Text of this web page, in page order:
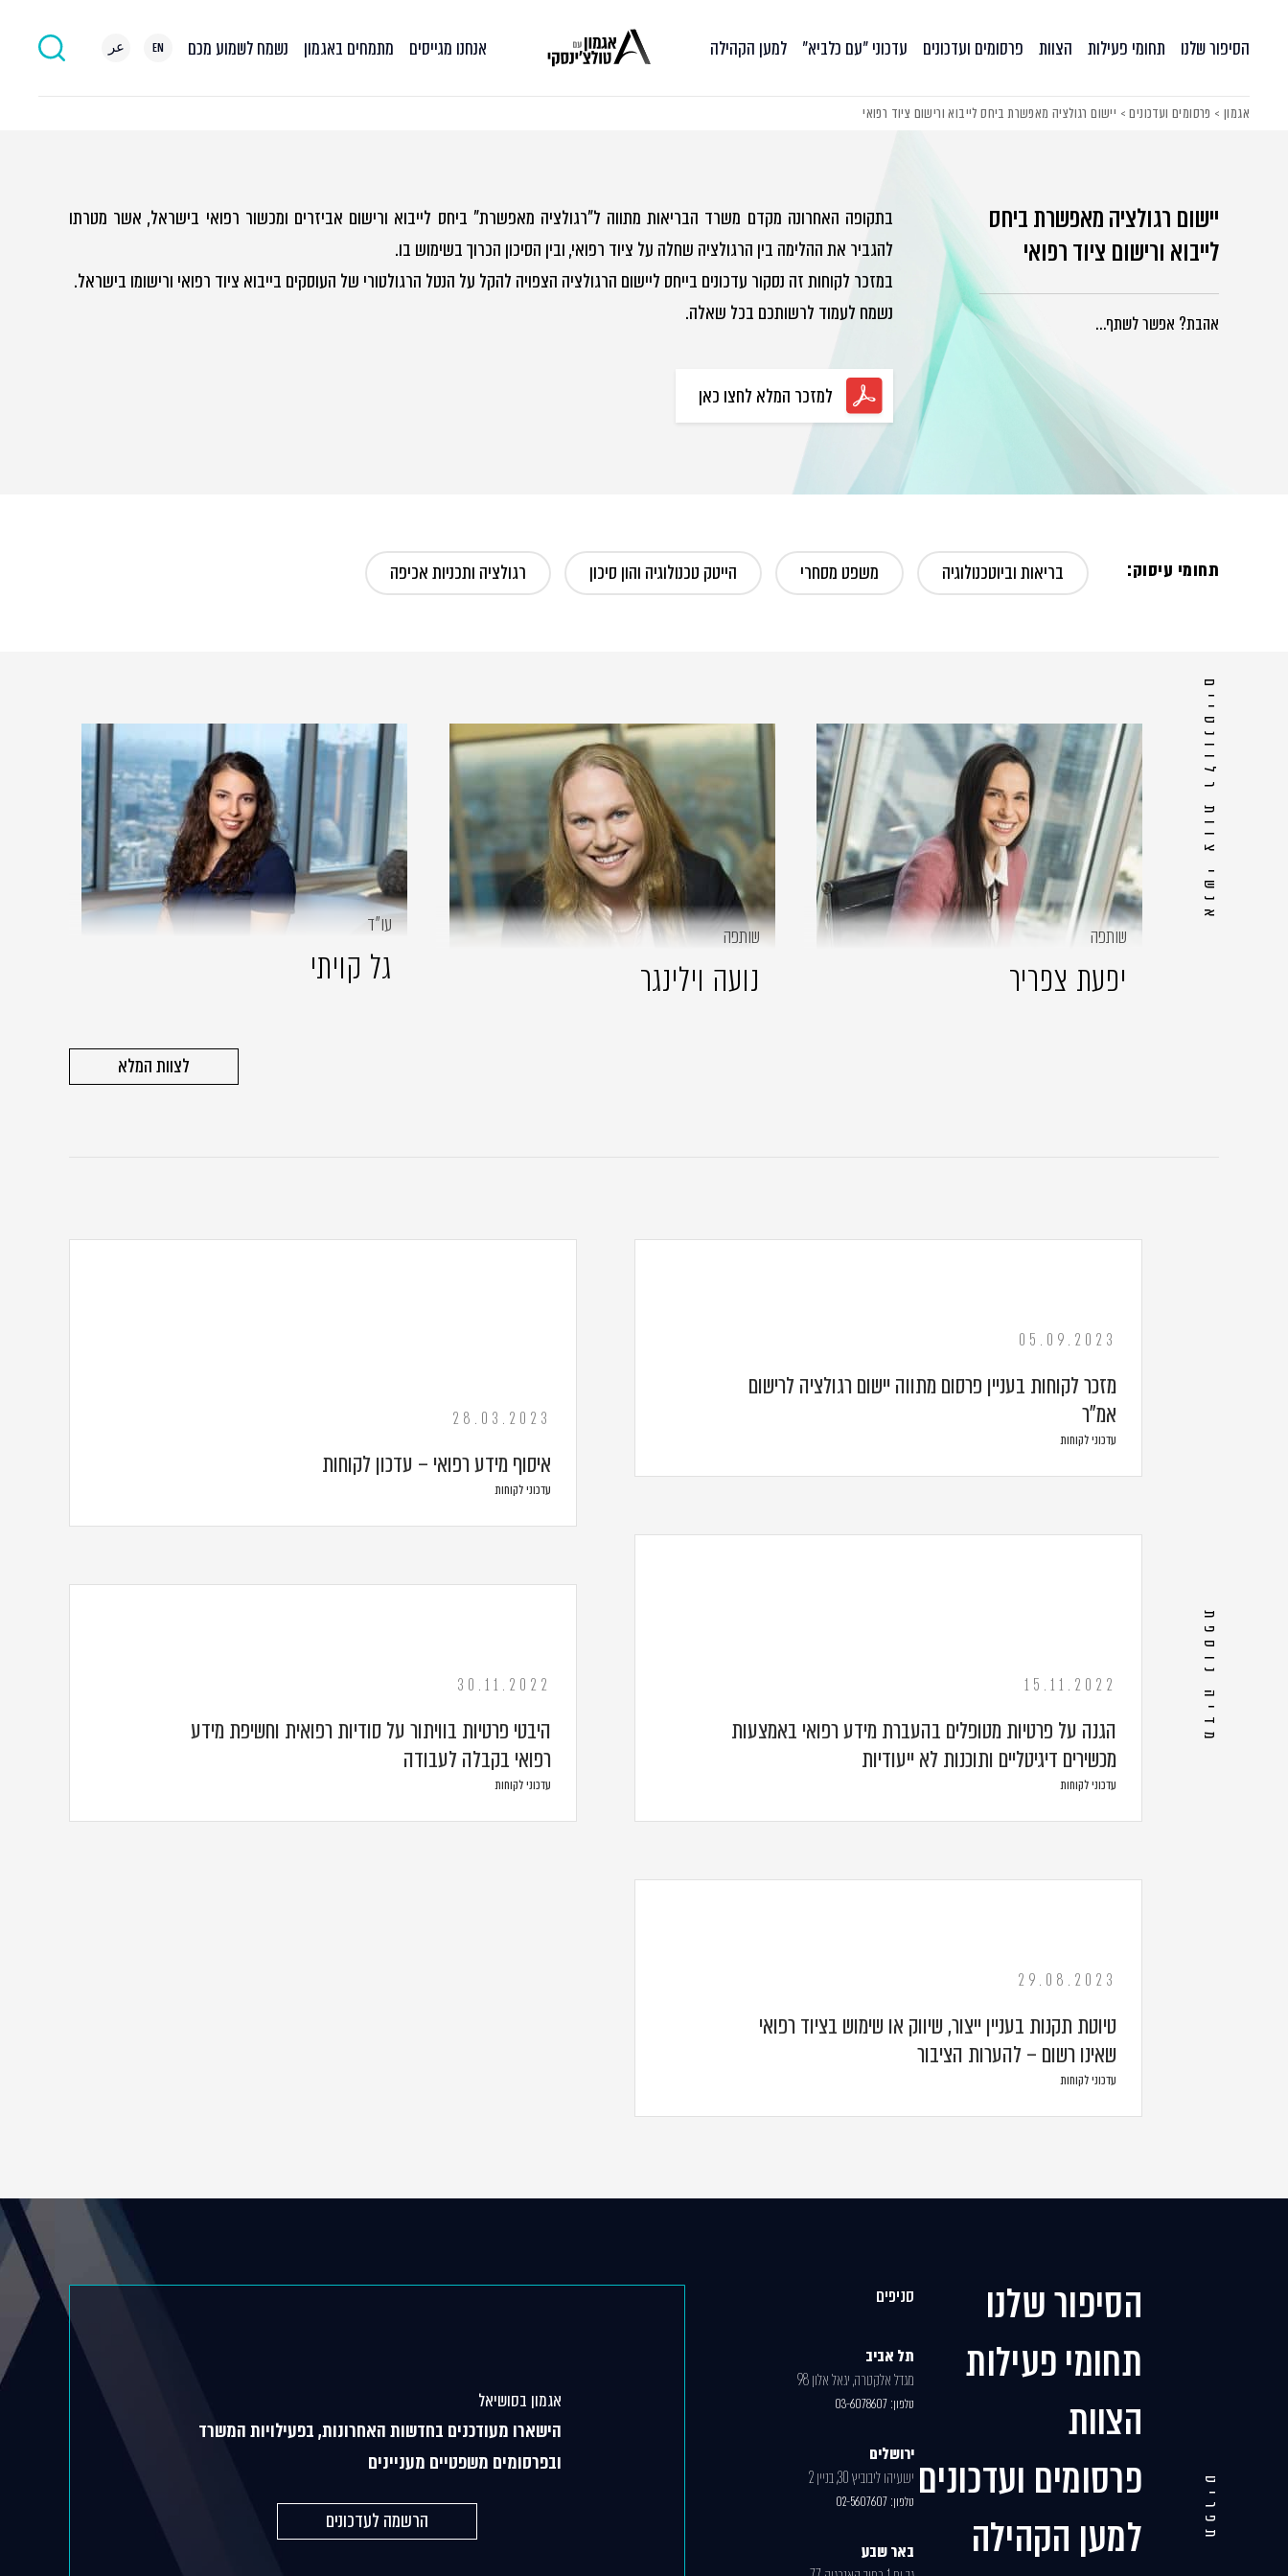
הסיפור שלנו תחומי פעילות הצוות פרסומים ועדכונים עדכוני ״עם כלביא״ למען הקהילה אנחנו מגייסים מתמחים באגמון נשמח לשמוע מכם EN عر
אגמון > פרסומים ועדכונים> יישום רגולציה מאפשרת ביחס לייבוא ורישום ציוד רפואי
יישום רגולציה מאפשרת ביחס
לייבוא ורישום ציוד רפואי
אהבת? אפשר לשתף…
בתקופה האחרונה מקדם משרד הבריאות מתווה ל"רגולציה מאפשרת" ביחס לייבוא ורישום אביזרים ומכשור רפואי בישראל, אשר מטרתו
להגביר את ההלימה בין הרגולציה שחלה על ציוד רפואי, ובין הסיכון הכרוך בשימוש בו.
במזכר לקוחות זה נסקור עדכונים בייחס ליישום הרגולציה הצפויה להקל על הנטל הרגולטורי של העוסקים בייבוא ציוד רפואי ורישומו בישראל.
נשמח לעמוד לרשותכם בכל שאלה.
למזכר המלא לחצו כאן
תחומי עיסוק: בריאות וביוטכנולוגיה משפט מסחרי הייטק טכנולוגיה והון סיכון רגולציה ותכניות אכיפה
אנשי צוות רלוונטיים
שותפה
יפעת צפריר
שותפה
נועה וילינגר
עו״ד
גל קויתי
לצוות המלא
מדיה נוספת
05.09.2023
מזכר לקוחות בעניין פרסום מתווה יישום רגולציה לרישום
אמ"ר
עדכוני לקוחות
28.03.2023
איסוף מידע רפואי – עדכון לקוחות
עדכוני לקוחות
15.11.2022
הגנה על פרטיות מטופלים בהעברת מידע רפואי באמצעות
מכשירים דיגיטליים ותוכנות לא ייעודיות
עדכוני לקוחות
30.11.2022
היבטי פרטיות בוויתור על סודיות רפואית וחשיפת מידע
רפואי בקבלה לעבודה
עדכוני לקוחות
29.08.2023
טיוטת תקנות בעניין ייצור, שיווק או שימוש בציוד רפואי
שאינו רשום – להערות הציבור
עדכוני לקוחות
תפריט
הסיפור שלנו
תחומי פעילות
הצוות
פרסומים ועדכונים
למען הקהילה
סניפים
תל אביב
מגדל אלקטרה, יגאל אלון 98
טלפון: 03-6078607
ירושלים
ישעיהו ליבוביץ 30, בניין 2
טלפון: 02-5607607
באר שבע
אגמון בסושיאל
הישארו מעודכנים בחדשות האחרונות, בפעילויות המשרד
ובפרסומים משפטיים מעניינים
הרשמה לעדכונים